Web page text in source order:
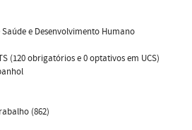
Saúde e Desenvolvimento Humano
(120 obrigatórios e 0 optativos em UCS)
(862)